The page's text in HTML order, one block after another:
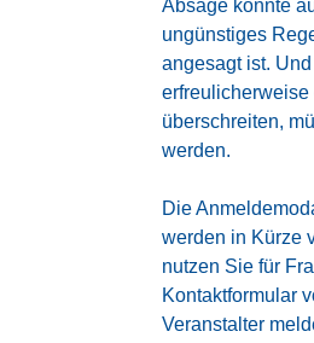
Absage könnte
ungünstiges
angesagt ist.
überschreiten,
werden.
Die
werden in Kürze
nutzen Sie für
Kontaktformular
Veranstalter